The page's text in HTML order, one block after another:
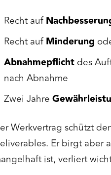
Recht auf
Recht auf Minderung
Abnahmepflichtdes
nach Abnahme
Zwei Jahre
Werkvertrag schützt
Er birgt aber
ist, verliert